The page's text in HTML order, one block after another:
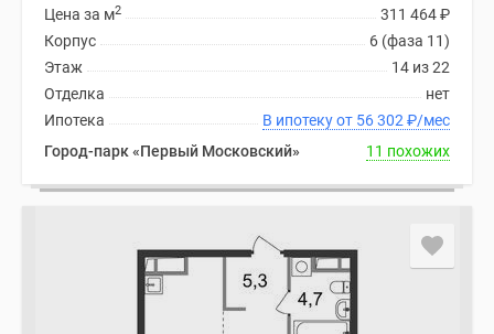
311 464₽
Цена за м2
6 (фаза 11)
Корпус
14 из 22
Этаж
нет
Отделка
В ипотеку от 56 302 ₽/мес
Ипотека
Город-парк «Первый Московский»
11 похожих